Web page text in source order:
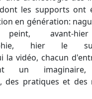
les supports ont
en génération:
peint, avant-
hier le
la vidéo, chacun
un
des pratiques et des